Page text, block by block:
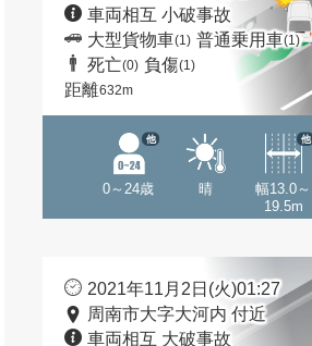
車両相互 小破事故
大型貨物車(1) 普通乗用車(1)
死亡(0) 負傷(1)
距離632m
0～24歳
他
晴
幅13.0～
19.5m
他
2021年11月2日(火)01:27
周南市大字大河内 付近
車両相互 大破事故